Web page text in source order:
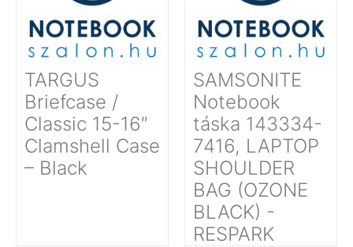
TARGUS
Briefcase /
Classic 15-16″
Clamshell Case
– Black
SAMSONITE
Notebook
táska 143334-
7416, LAPTOP
SHOULDER
BAG (OZONE
BLACK) -
RESPARK